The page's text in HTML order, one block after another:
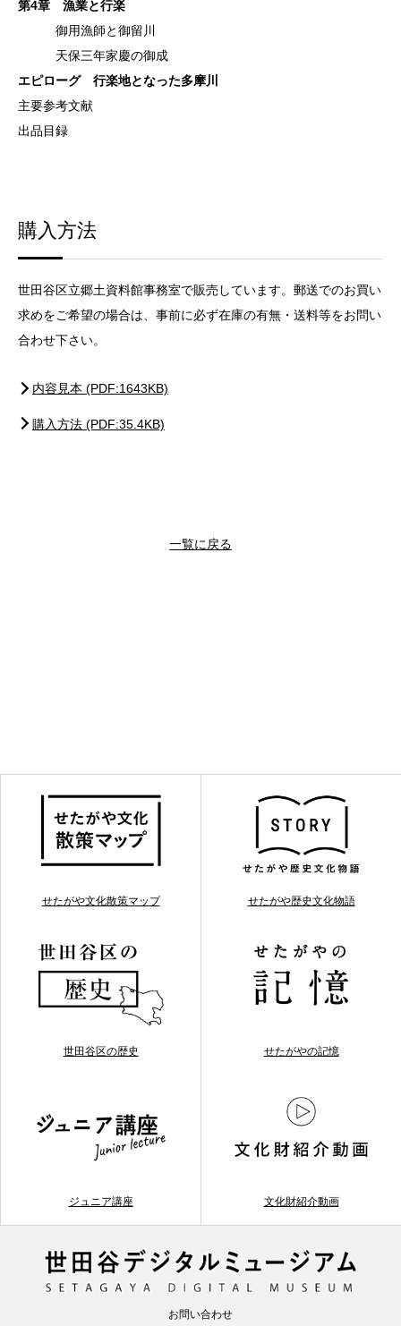
第4章 漁業と行楽
御用漁師と御留川
天保三年家慶の御成
エピローグ 行楽地となった多摩川
主要参考文献
出品目録
購入方法
世田谷区立郷土資料館事務室で販売しています。郵送でのお買い
求めをご希望の場合は、事前に必ず在庫の有無・送料等をお問い
合わせ下さい。
内容見本 (PDF:1643KB)
購入方法 (PDF:35.4KB)
一覧に戻る
せたがや文化散策マップ せたがや歴史文化物語
世田谷区の歴史 せたがやの記憶
ジュニア講座 文化財紹介動画
お問い合わせ